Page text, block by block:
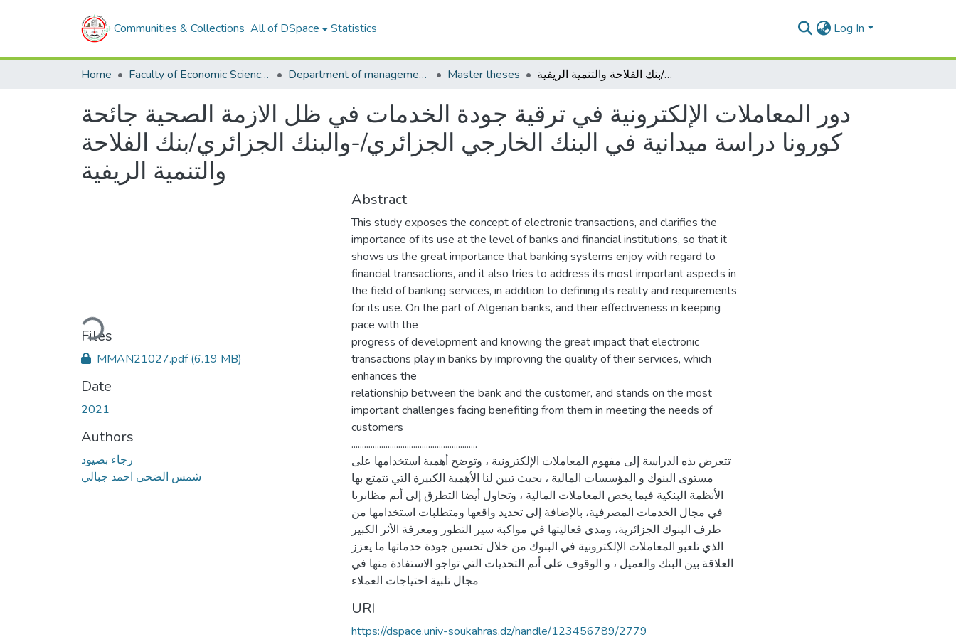
Communities & Collections All of DSpace Statistics Log In
Home Faculty of Economic Sciences, Commerce and Management Sciences Department of management sciences Master theses دور المعاملات الإلكترونية في ترقية جودة الخدمات في ظل الازمة الصحية جائحة كورونا دراسة ميدانية في البنك الخارجي الجزائري/-والبنك الجزائري/بنك الفلاحة والتنمية الريفية
دور المعاملات الإلكترونية في ترقية جودة الخدمات في ظل الازمة الصحية جائحة
كورونا دراسة ميدانية في البنك الخارجي الجزائري/-والبنك الجزائري/بنك الفلاحة
والتنمية الريفية
Loading...
Files
MMAN21027.pdf(6.19 MB)
Date
2021
Authors
رجاء بصيود
شمس الضحى احمد جبالي
Abstract
This study exposes the concept of electronic transactions, and clarifies the
importance of its use at the level of banks and financial institutions, so that it
shows us the great importance that banking systems enjoy with regard to
financial transactions, and it also tries to address its most important aspects in
the field of banking services, in addition to defining its reality and requirements
for its use. On the part of Algerian banks, and their effectiveness in keeping
pace with the
progress of development and knowing the great impact that electronic
transactions play in banks by improving the quality of their services, which
enhances the
relationship between the bank and the customer, and stands on the most
important challenges facing benefiting from them in meeting the needs of
customers
...........................................................
تتعرض ىذه الدراسة إلى مفهوم المعاملات الإلكترونية ، وتوضح أهمية استخدامها على
مستوى البنوك و المؤسسات المالية ، بحيث تبين لنا الأهمية الكبيرة التي تتمتع بها
الأنظمة البنكية فيما يخص المعاملات المالية ، وتحاول أيضا التطرق إلى أىم مظاىرىا
في مجال الخدمات المصرفية، بالإضافة إلى تحديد واقعها ومتطلبات استخدامها من
طرف البنوك الجزائرية، ومدى فعاليتها في مواكبة سير التطور ومعرفة الأثر الكبير
الذي تلعبو المعاملات الإلكترونية في البنوك من خلال تحسين جودة خدماتها ما يعزز
العلاقة بين البنك والعميل ، و الوقوف على أىم التحديات التي تواجو الاستفادة منها في
مجال تلبية احتياجات العملاء
URI
https://dspace.univ-soukahras.dz/handle/123456789/2779